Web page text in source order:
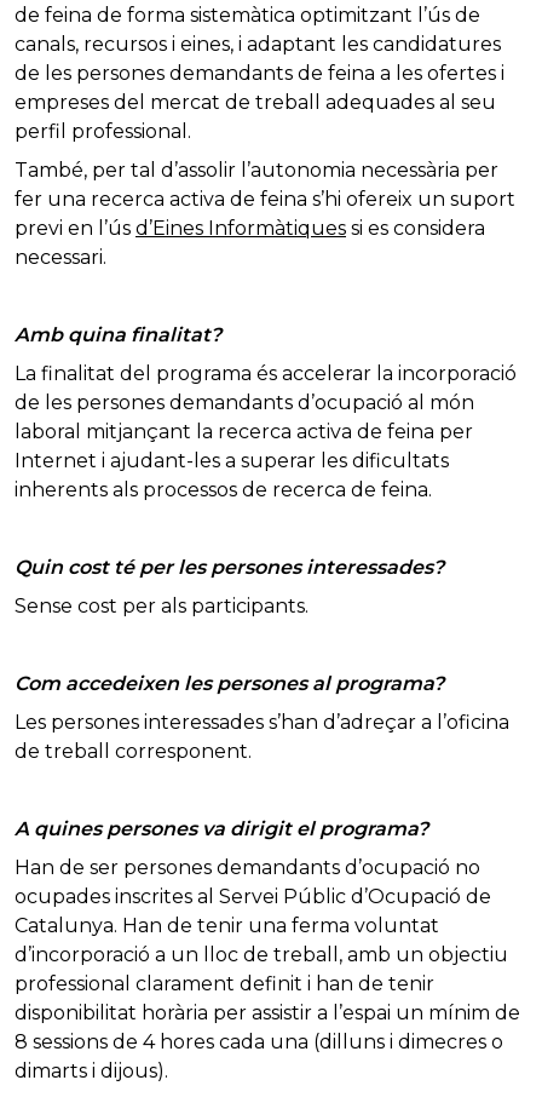
de feina de forma sistemàtica optimitzant l’ús de
canals, recursos i eines, i adaptant les candidatures
de les persones demandants de feina a les ofertes i
empreses del mercat de treball adequades al seu
perfil professional.
També, per tal d’assolir l’autonomia necessària per
fer una recerca activa de feina s’hi ofereix un suport
previ en l’ús d’Eines Informàtiques si es considera
necessari.
Amb quina finalitat?
La finalitat del programa és accelerar la incorporació
de les persones demandants d’ocupació al món
laboral mitjançant la recerca activa de feina per
Internet i ajudant-les a superar les dificultats
inherents als processos de recerca de feina.
Quin cost té per les persones interessades?
Sense cost per als participants.
Com accedeixen les persones al programa?
Les persones interessades s’han d’adreçar a l’oficina
de treball corresponent.
A quines persones va dirigit el programa?
Han de ser persones demandants d’ocupació no
ocupades inscrites al Servei Públic d’Ocupació de
Catalunya. Han de tenir una ferma voluntat
d’incorporació a un lloc de treball, amb un objectiu
professional clarament definit i han de tenir
disponibilitat horària per assistir a l’espai un mínim de
8 sessions de 4 hores cada una (dilluns i dimecres o
dimarts i dijous).